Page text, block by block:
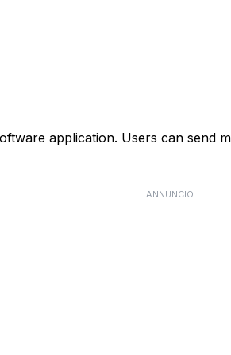
application. Users can send
ANNUNCIO